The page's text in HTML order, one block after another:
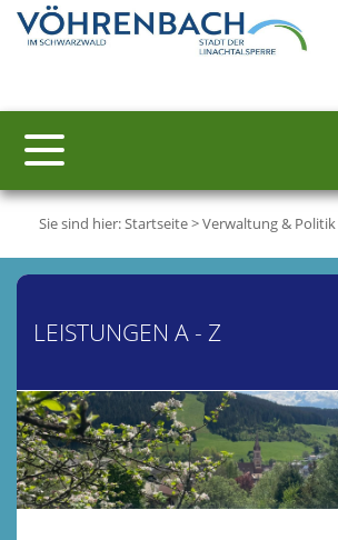
Sie sind hier:Startseite>Verwaltung & Politik
LEISTUNGEN A - Z